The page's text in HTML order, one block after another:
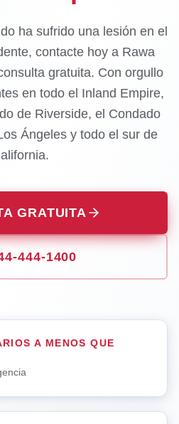
ha sufrido una lesión en el
contacte hoy a Rawa
gratuita. Con orgullo
en todo el Inland Empire,
de Riverside, el Condado
Ángeles y todo el sur de
GRATUITA
444-1400
A MENOS QUE